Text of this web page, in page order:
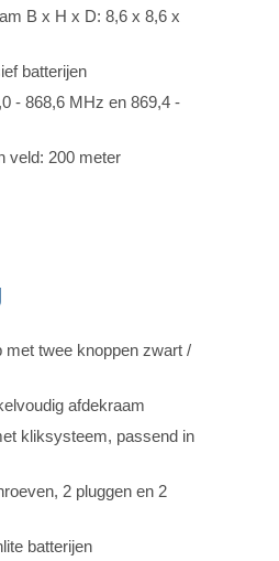
B x H x D: 8,6 x 8,6 x
batterijen
- 868,6 MHz en 869,4 -
veld: 200 meter
twee knoppen zwart /
afdekraam
kliksysteem, passend in
2 pluggen en 2
batterijen